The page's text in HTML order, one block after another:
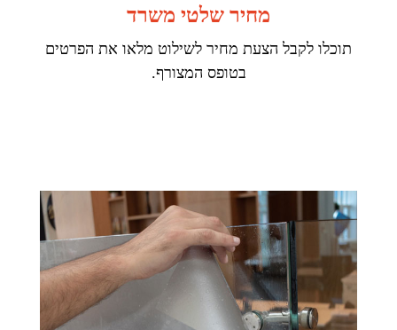
מחיר שלטי משרד
תוכלו לקבל הצעת מחיר לשילוט מלאו את הפרטים
בטופס המצורף.